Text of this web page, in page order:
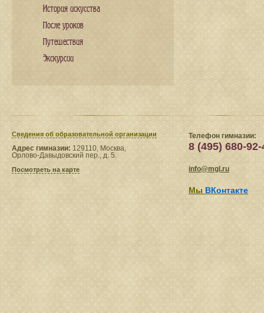
История искусства
После уроков
Путешествия
Экскурсии
Сведения​ об образовательной организации
Адрес гимназии: 129110, Москва,
Орлово-Давыдовский пер., д. 5.
Посмотреть на карте
Телефон гимназии:
8 (495) 680-92-
info@mgl.ru
Мы ВКонтакте